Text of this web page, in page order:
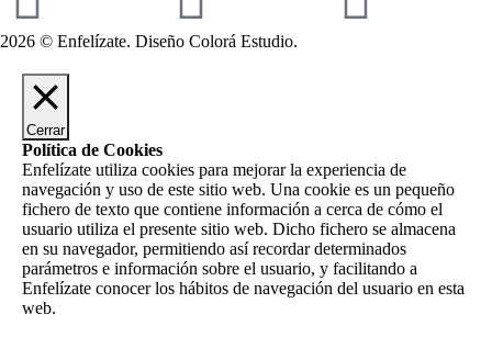
2026 © Enfelízate. Diseño Colorá Estudio.
Cerrar
Política de Cookies
Enfelízate utiliza cookies para mejorar la experiencia de
navegación y uso de este sitio web. Una cookie es un pequeño
fichero de texto que contiene información a cerca de cómo el
usuario utiliza el presente sitio web. Dicho fichero se almacena
en su navegador, permitiendo así recordar determinados
parámetros e información sobre el usuario, y facilitando a
Enfelízate conocer los hábitos de navegación del usuario en esta
web.